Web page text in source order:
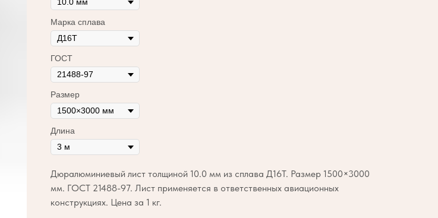
Марка сплава
ГОСТ
Размер
Длина
Дюралюминиевый лист толщиной 10.0 мм из сплава Д16Т. Размер 1500×3000
мм. ГОСТ 21488-97. Лист применяется в ответственных авиационных
конструкциях. Цена за 1 кг.